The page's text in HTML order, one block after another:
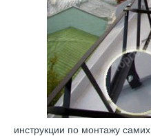
инструкции по монтажу